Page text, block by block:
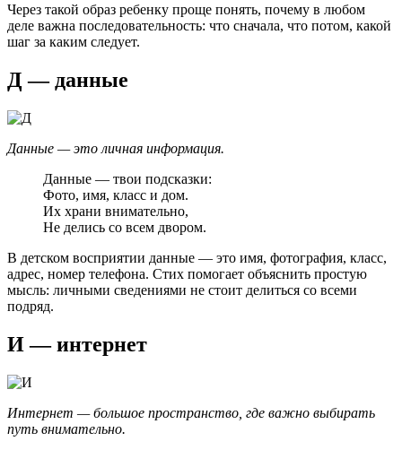
Через такой образ ребенку проще понять, почему в любом
деле важна последовательность: что сначала, что потом, какой
шаг за каким следует.
Д — данные
Данные — это личная информация.
Данные — твои подсказки:
Фото, имя, класс и дом.
Их храни внимательно,
Не делись со всем двором.
В детском восприятии данные — это имя, фотография, класс,
адрес, номер телефона. Стих помогает объяснить простую
мысль: личными сведениями не стоит делиться со всеми
подряд.
И — интернет
Интернет — большое пространство, где важно выбирать
путь внимательно.